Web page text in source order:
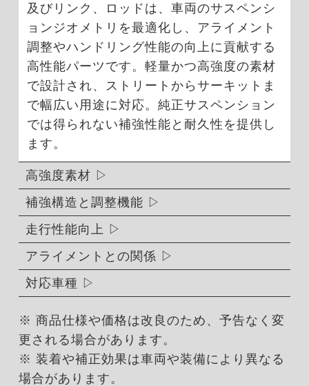
及びリンク、ロッドは、車両のサスペンシ
ョンジオメトリを最適化し、アライメント
調整やハンドリング性能の向上に貢献する
高性能パーツです。軽量かつ高強度の素材
で設計され、ストリートからサーキットま
で幅広い用途に対応。純正サスペンション
では得られない補強性能と耐久性を提供し
ます。
高強度素材
補強構造と調整機能
走行性能向上
アライメントとの関係
対応車種
※ 商品仕様や価格は改良のため、予告なく変
更される場合があります。
※ 装着や補正効果は車両や装備により異なる
場合があります。